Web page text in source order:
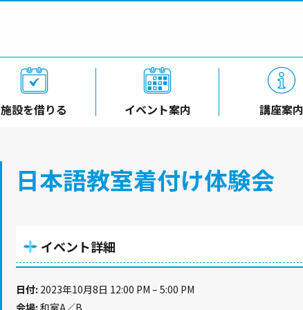
施設を借りる イベント案内 講座案内
日本語教室着付け体験会
イベント詳細
日付: 2023年10月8日 12:00 PM – 5:00 PM